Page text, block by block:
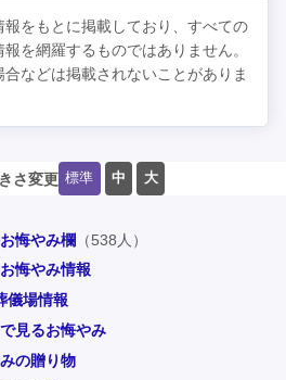
報をもとに掲載しており、すべての
を網羅するものではありません。
などは掲載されないことがありま
さ変更 標準 中 大
悔やみ欄 （538人）
悔やみ情報
儀場情報
見るお悔やみ
の贈り物